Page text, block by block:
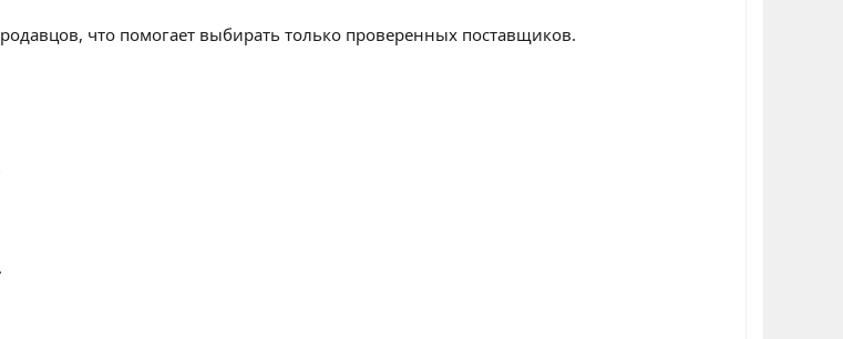
что помогает выбирать только проверенных поставщиков.